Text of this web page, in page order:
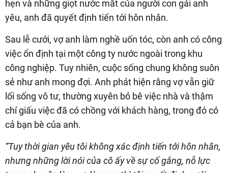
hẹn và những giọt nước mắt của người con gái anh
yêu, anh đã quyết định tiến tới hôn nhân.
Sau lễ cưới, vợ anh làm nghề uốn tóc, còn anh có công
việc ổn định tại một công ty nước ngoài trong khu
công nghiệp. Tuy nhiên, cuộc sống chung không suôn
sẻ như anh mong đợi. Anh phát hiện rằng vợ vẫn giữ
lối sống vô tư, thường xuyên bỏ bê việc nhà và thậm
chí giấu việc đã có chồng với khách hàng, trong đó có
cả bạn bè của anh.
“Tuy thời gian yêu tôi không xác định tiến tới hôn nhân,
nhưng những lời nói của cô ấy về sự cố gắng, nỗ lực